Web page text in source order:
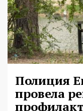
Полиция
провела